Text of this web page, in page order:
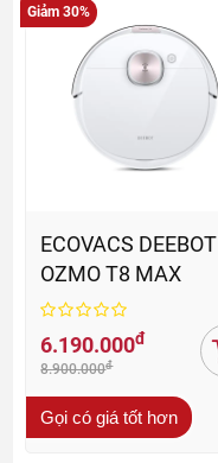
Giảm 30%
ECOVACS DEEBOT
OZMO T8 MAX
6.190.000đ
8.900.000đ
Gọi có giá tốt hơn